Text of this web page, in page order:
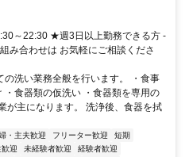
～22:30 ★週3日以上勤務できる方 -
み合わせは お気軽にご相談くださ
洗い業務全般を行います。 ・食事
食器類の仮洗い ・食器類を専用の
が主になります。 洗浄後、食器を拭
・主夫歓迎 フリーター歓迎
短期
迎 未経験者歓迎
経験者歓迎